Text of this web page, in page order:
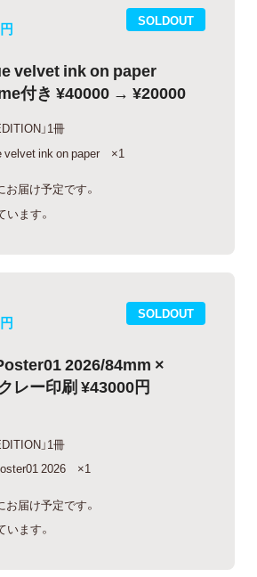
SOLDOUT
円
velvet ink on paper
付き ¥40000 → ¥20000
」1冊
velvet ink on paper ×1
届け予定です。
ます。
SOLDOUT
円
2026/84mm ×
レー印刷 ¥43000円
」1冊
2026 ×1
お届け予定です。
ます。